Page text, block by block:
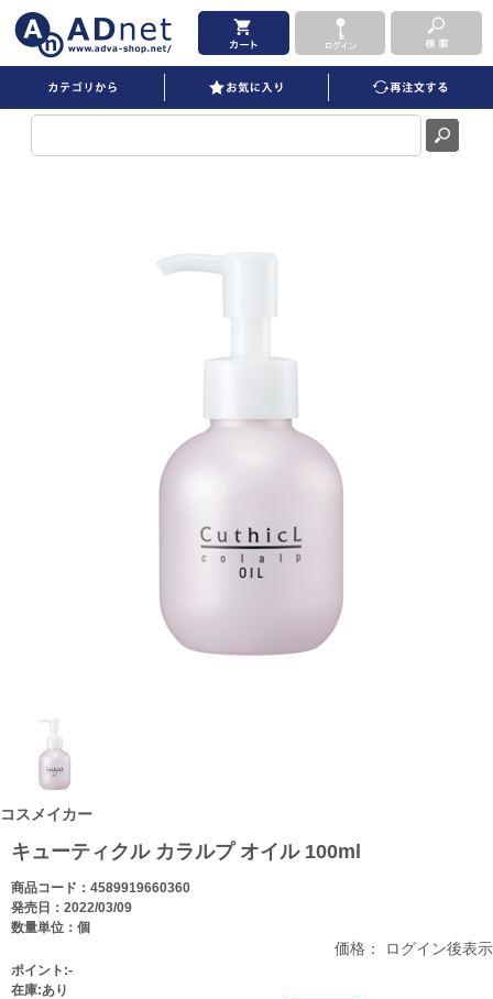
コスメイカー
キューティクル カラルプ オイル 100ml
商品コード：4589919660360
発売日：2022/03/09
数量単位：個
価格： ログイン後表示
ポイント:-
在庫:あり